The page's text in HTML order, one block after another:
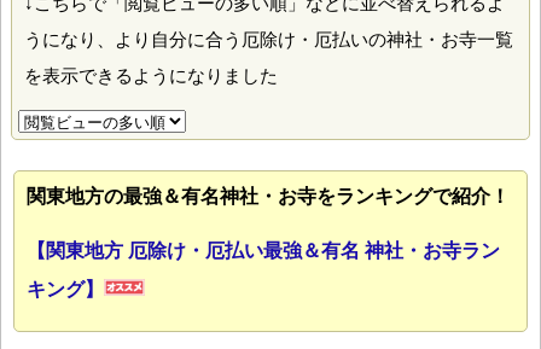
うになり、より自分に合う厄除け・厄払いの神社・お寺一覧
を表示できるようになりました
関東地方の最強＆有名神社・お寺をランキングで紹介！
【関東地方 厄除け・厄払い最強＆有名 神社・お寺ラン
キング】